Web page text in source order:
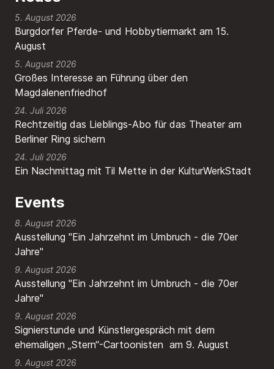
Burgdorfer Pferde- und Hobbytiermarkt am 15.
August
5. August 2026
Großes Interesse an Führung über den
Magdalenenfriedhof
5. August 2026
Rechtzeitig das Lieblings-Abo für das Theater am
Berliner Ring sichern
24. Juli 2026
Ein Nachmittag mit Til Mette in der KulturWerkStadt
24. Juli 2026
Events
8. August 2026
Ausstellung "Ein Jahrzehnt im Umbruch - die 70er
Jahre"
9. August 2026
Ausstellung "Ein Jahrzehnt im Umbruch - die 70er
Jahre"
9. August 2026
Signierstunde und Künstlergespräch mit dem
ehemaligen „Stern“-Cartoonisten am 9. August
9. August 2026